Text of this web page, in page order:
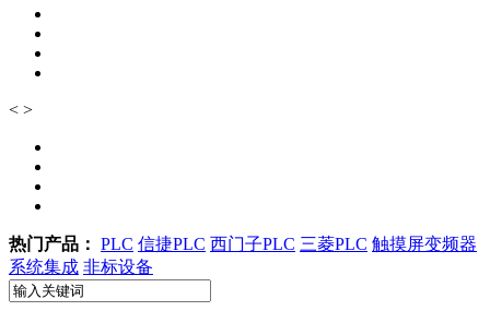
< >
热门产品： PLC 信捷PLC 西门子PLC 三菱PLC 触摸屏变频器
系统集成 非标设备